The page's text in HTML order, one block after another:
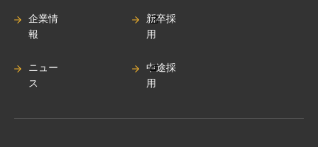
企業情
報
ニュー
ス
新卒採
用
中途採
用